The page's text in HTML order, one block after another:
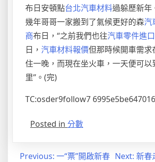
布日安頓點台北汽車材料過躲歷新年
幾年哥哥一家搬到了氣候更好的森汽
商布日，“之前我們也往汽車零件進
日， 汽車材料報價但那時候開車需求
住一晚，而現在坐火車，一天便可以
里”。(完)
TC:osder9follow7
Posted in 分數
Previous: 一“票”開啟新春 Next: 新春